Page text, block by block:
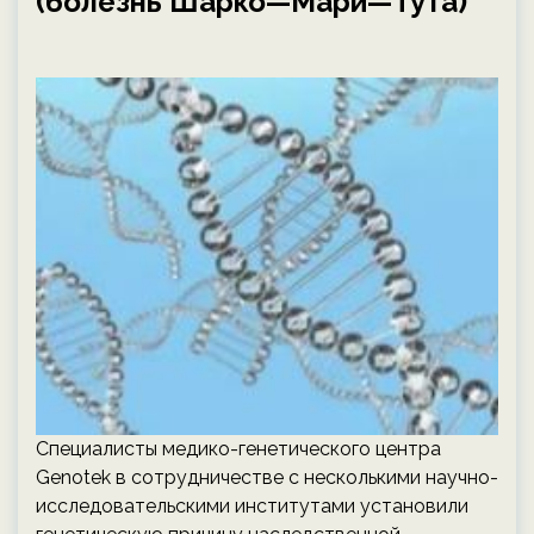
Специалисты медико-генетического центра
Genotek в сотрудничестве с несколькими научно-
исследовательскими институтами установили